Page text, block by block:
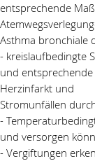
entsprechende
Asthma bronchiale
- kreislaufbedingte
und
Herzinfarkt und
Stromunfällen
-
und versorgen
- Vergiftungen